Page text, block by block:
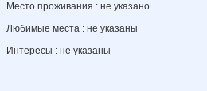
Место проживания : не указано
Любимые места : не указаны
Интересы : не указаны